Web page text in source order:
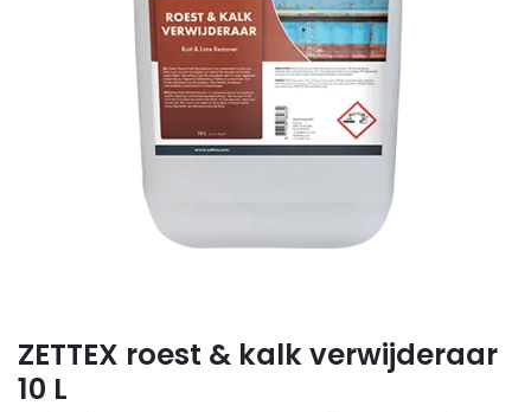
ZETTEX roest & kalk verwijderaar
10 L